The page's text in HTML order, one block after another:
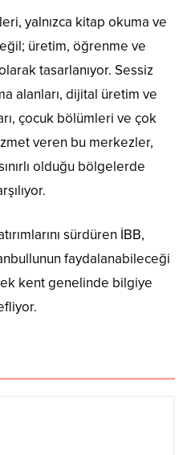
yalnızca kitap okuma ve
üretim, öğrenme ve
tasarlanıyor. Sessiz
alanları, dijital üretim ve
çocuk bölümleri ve çok
veren bu merkezler,
olduğu bölgelerde
sürdüren İBB,
faydalanabileceği
kent genelinde bilgiye